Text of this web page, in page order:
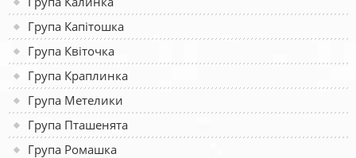
Група Капітошка
Група Квіточка
Група Краплинка
Група Метелики
Група Пташенята
Група Ромашка